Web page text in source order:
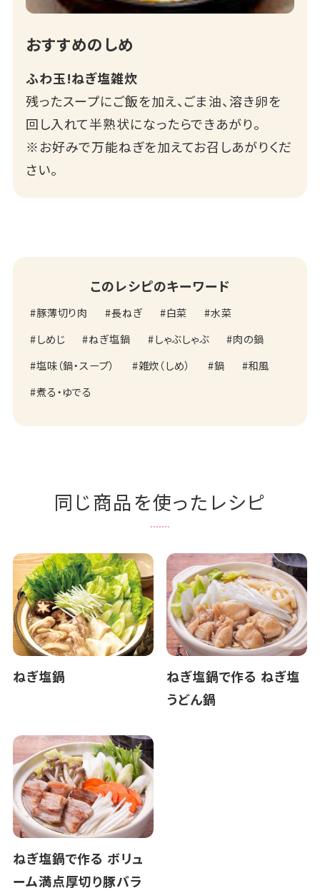
おすすめのしめ
ふわ玉!ねぎ塩雑炊
残ったスープにご飯を加え、ごま油、溶き卵を
回し入れて半熟状になったらできあがり。
※お好みで万能ねぎを加えてお召しあがりくだ
さい。
このレシピのキーワード
豚薄切り肉 長ねぎ 白菜
水菜
しめじ
ねぎ塩鍋 しゃぶしゃぶ
肉の鍋
塩味（鍋・スープ）
雑炊（しめ） 鍋
和風
煮る・ゆでる
同じ商品を使ったレシピ
ねぎ塩鍋
ねぎ塩鍋で作る ねぎ塩
うどん鍋
ねぎ塩鍋で作る ボリュ
ーム満点厚切り豚バラ